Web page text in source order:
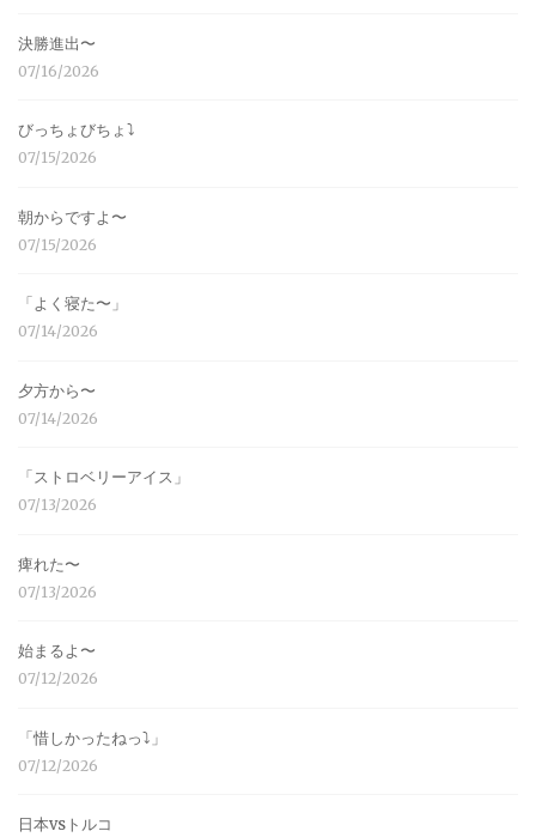
決勝進出〜
07/16/2026
びっちょびちょ⤵︎
07/15/2026
朝からですよ〜
07/15/2026
「よく寝た〜」
07/14/2026
夕方から〜
07/14/2026
「ストロベリーアイス」
07/13/2026
痺れた〜
07/13/2026
始まるよ〜
07/12/2026
「惜しかったねっ⤵︎」
07/12/2026
日本vsトルコ